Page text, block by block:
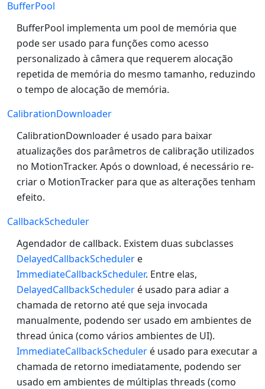
BufferPool
BufferPool implementa um pool de memória que
pode ser usado para funções como acesso
personalizado à câmera que requerem alocação
repetida de memória do mesmo tamanho, reduzindo
o tempo de alocação de memória.
CalibrationDownloader
CalibrationDownloader é usado para baixar
atualizações dos parâmetros de calibração utilizados
no MotionTracker. Após o download, é necessário re-
criar o MotionTracker para que as alterações tenham
efeito.
CallbackScheduler
Agendador de callback. Existem duas subclasses
DelayedCallbackScheduler e
ImmediateCallbackScheduler. Entre elas,
DelayedCallbackScheduler é usado para adiar a
chamada de retorno até que seja invocada
manualmente, podendo ser usado em ambientes de
thread única (como vários ambientes de UI).
ImmediateCallbackScheduler é usado para executar a
chamada de retorno imediatamente, podendo ser
usado em ambientes de múltiplas threads (como